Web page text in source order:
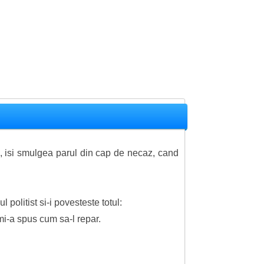
smulgea parul din cap de necaz, cand
politist si-i povesteste totul:
a spus cum sa-l repar.